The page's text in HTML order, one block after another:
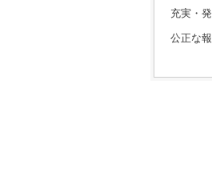
充実・
公正な